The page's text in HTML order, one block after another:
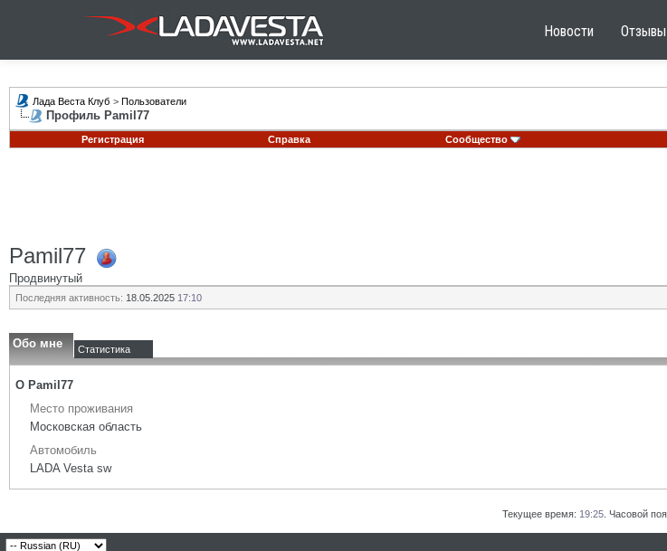
Новости Отзывы
Лада Веста Клуб > Пользователи
Профиль Pamil77
Регистрация
Справка Сообщество
Pamil77
Продвинутый
Последняя активность: 18.05.2025 17:10
Обо мне Статистика
О Pamil77
Место проживания
Московская область
Автомобиль
LADA Vesta sw
Текущее время: 19:25 . Часовой